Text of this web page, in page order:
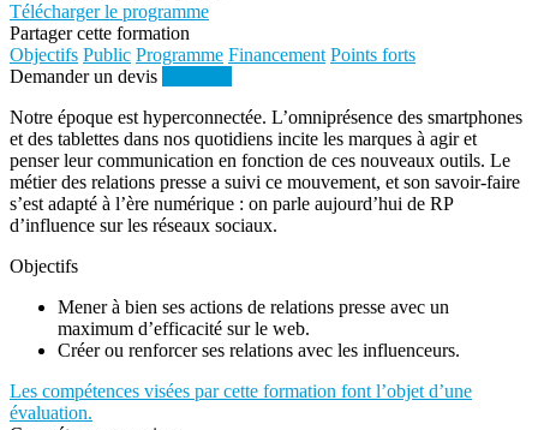
Télécharger le programme
Partager cette formation
Objectifs Public Programme Financement Points forts
Demander un devis
Notre époque est hyperconnectée. L’omniprésence des smartphones
et des tablettes dans nos quotidiens incite les marques à agir et
penser leur communication en fonction de ces nouveaux outils. Le
métier des relations presse a suivi ce mouvement, et son savoir-faire
s’est adapté à l’ère numérique : on parle aujourd’hui de RP
d’influence sur les réseaux sociaux.
Objectifs
Mener à bien ses actions de relations presse avec un
maximum d’efficacité sur le web.
Créer ou renforcer ses relations avec les influenceurs.
Les compétences visées par cette formation font l’objet d’une
évaluation.